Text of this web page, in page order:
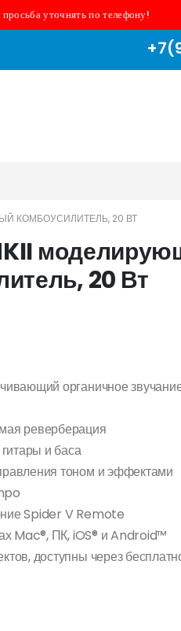
уточнять по телефону!
КОМБОУСИЛИТЕЛЬ, 20 ВТ
20 Вт
органичное
реверберация
и баса
тоном и эффектами
Spider V Remote
Mac®, ПК, iOS® и Android™
доступны через